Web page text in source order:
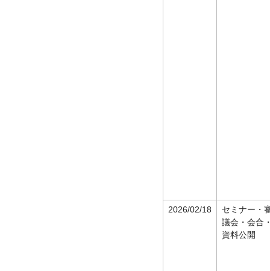
2026/02/18
セミナー・
議会・会合
資料公開